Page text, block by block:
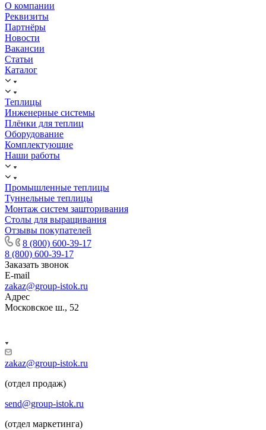
О компании
Реквизиты
Партнёры
Новости
Вакансии
Статьи
Каталог
Теплицы
Инженерные системы
Плёнки для теплиц
Оборудование
Комплектующие
Наши работы
Промышленные теплицы
Туннельные теплицы
Монтаж систем зашторивания
Столы для выращивания
Отзывы покупателей
8 (800) 600-39-17
8 (800) 600-39-17
Заказать звонок
E-mail
zakaz@group-istok.ru
Адрес
Московское ш., 52
zakaz@group-istok.ru
(отдел продаж)
send@group-istok.ru
(отдел маркетинга)